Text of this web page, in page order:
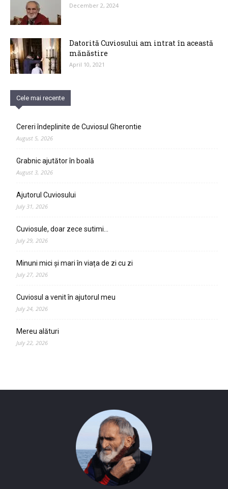
December 2, 2024
Datorită Cuviosului am intrat în această
mănăstire
April 10, 2021
Cele mai recente
Cereri îndeplinite de Cuviosul Gherontie
August 5, 2026
Grabnic ajutător în boală
August 3, 2026
Ajutorul Cuviosului
July 31, 2026
Cuviosule, doar zece sutimi…
July 29, 2026
Minuni mici și mari în viața de zi cu zi
July 27, 2026
Cuviosul a venit în ajutorul meu
July 24, 2026
Mereu alături
July 22, 2026